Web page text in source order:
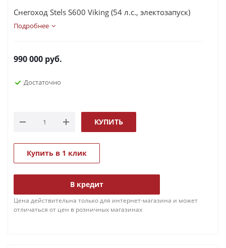
Снегоход Stels S600 Viking (54 л.с., электозапуск)
Подробнее
990 000 руб.
Достаточно
КУПИТЬ
Купить в 1 клик
В кредит
Цена действительна только для интернет-магазина и может
отличаться от цен в розничных магазинах